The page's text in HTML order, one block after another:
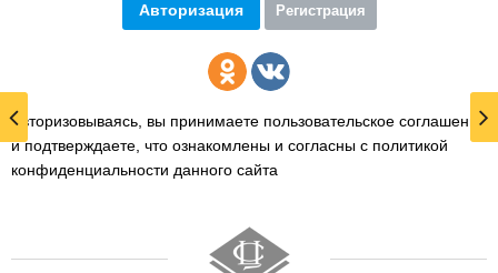
Авторизация Регистрация
Авторизовываясь, вы принимаете пользовательское соглашение
и подтверждаете, что ознакомлены и согласны с политикой
конфиденциальности данного сайта